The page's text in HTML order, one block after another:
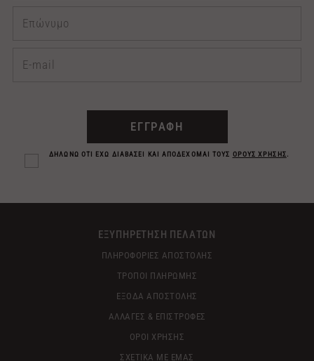
ΕΓΓΡΑΦΗ
ΔΗΛΩΝΩ ΟΤΙ ΕΧΩ ΔΙΑΒΑΣΕΙ ΚΑΙ ΑΠΟΔΕΧΟΜΑΙ ΤΟΥΣ ΟΡΟΥΣ ΧΡΗΣΗΣ.
ΕΞΥΠΗΡΕΤΗΣΗ ΠΕΛΑΤΩΝ
ΠΛΗΡΟΦΟΡΙΕΣ ΑΠΟΣΤΟΛΗΣ
ΤΡΟΠΟΙ ΠΛΗΡΩΜΗΣ
ΕΞΟΔΑ ΑΠΟΣΤΟΛΗΣ
ΑΛΛΑΓΕΣ & ΕΠΙΣΤΡΟΦΕΣ
ΟΡΟΙ ΧΡΗΣΗΣ
ΣΧΕΤΙΚΑ ΜΕ ΕΜΑΣ